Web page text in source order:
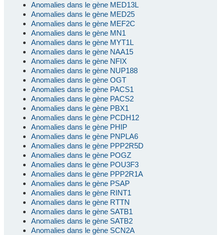
Anomalies dans le gène MED13L
Anomalies dans le gène MED25
Anomalies dans le gène MEF2C
Anomalies dans le gène MN1
Anomalies dans le gène MYT1L
Anomalies dans le gène NAA15
Anomalies dans le gène NFIX
Anomalies dans le gène NUP188
Anomalies dans le gène OGT
Anomalies dans le gène PACS1
Anomalies dans le gène PACS2
Anomalies dans le gène PBX1
Anomalies dans le gène PCDH12
Anomalies dans le gène PHIP
Anomalies dans le gène PNPLA6
Anomalies dans le gène PPP2R5D
Anomalies dans le gène POGZ
Anomalies dans le gène POU3F3
Anomalies dans le gène PPP2R1A
Anomalies dans le gène PSAP
Anomalies dans le gène RINT1
Anomalies dans le gène RTTN
Anomalies dans le gène SATB1
Anomalies dans le gène SATB2
Anomalies dans le gène SCN2A